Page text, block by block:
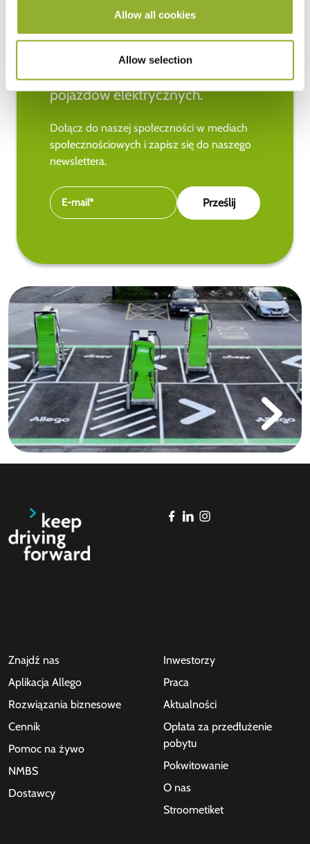
Allow all cookies
Allow selection
Bądź na bieżąco z najnowszymi
wiadomościami na temat
pojazdów elektrycznych.
Dołącz do naszej społeczności w mediach
społecznościowych i zapisz się do naszego
newslettera.
Znajdź nas
Aplikacja Allego
Rozwiązania biznesowe
Cennik
Pomoc na żywo
NMBS
Dostawcy
Inwestorzy
Praca
Aktualności
Opłata za przedłużenie
pobytu
Pokwitowanie
O nas
Stroometiket